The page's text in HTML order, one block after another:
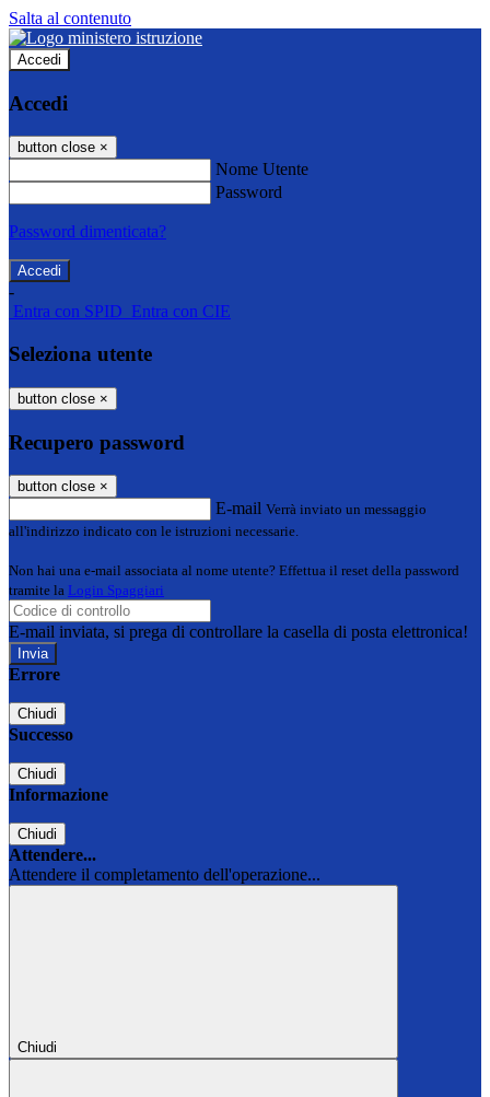
Salta al contenuto
Accedi
Accedi
button close ×
Nome Utente
Password
Password dimenticata?
-
Entra con SPID Entra con CIE
Seleziona utente
button close ×
Recupero password
button close ×
E-mail Verrà inviato un messaggio
all'indirizzo indicato con le istruzioni necessarie.
Non hai una e-mail associata al nome utente? Effettua il reset della password
tramite la Login Spaggiari
E-mail inviata, si prega di controllare la casella di posta elettronica!
Errore
Chiudi
Successo
Chiudi
Informazione
Chiudi
Attendere...
Attendere il completamento dell'operazione...
Chiudi